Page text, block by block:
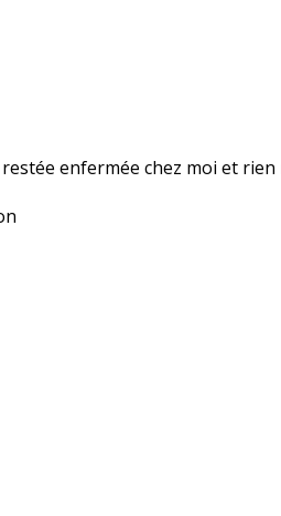
enfermée chez moi et